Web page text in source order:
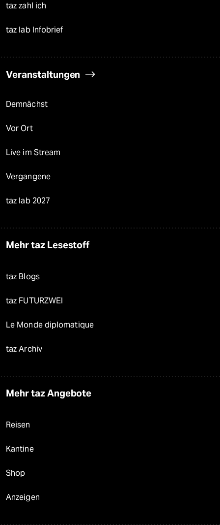
taz zahl ich
taz lab Infobrief
Veranstaltungen
Demnächst
Vor Ort
Live im Stream
Vergangene
taz lab 2027
Mehr taz Lesestoff
taz Blogs
taz FUTURZWEI
Le Monde diplomatique
taz Archiv
Mehr taz Angebote
Reisen
Kantine
Shop
Anzeigen